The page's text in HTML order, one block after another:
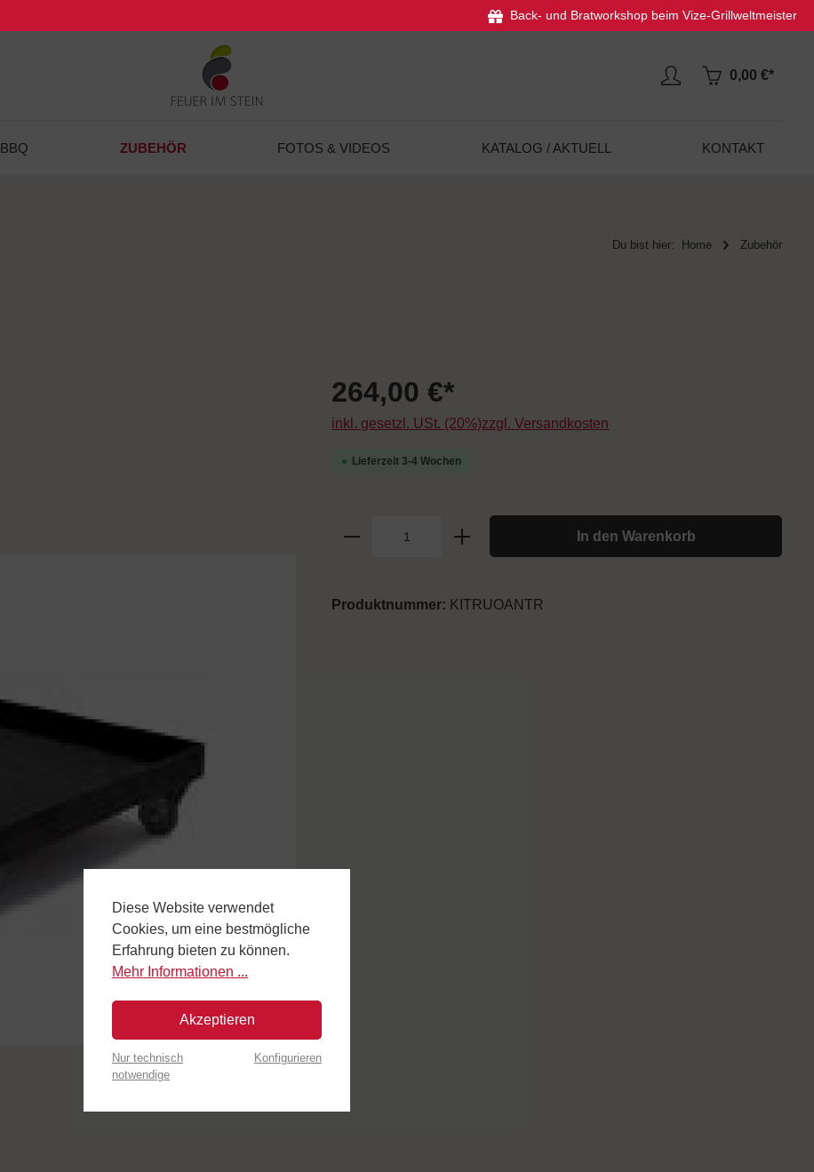
Back- und Bratworkshop beim Vize-Grillweltmeister
0,00 €*
BBQ
ZUBEHÖR
FOTOS & VIDEOS KATALOG / AKTUELL KONTAKT
Du bist hier: Home Zubehör
264,00 €*
inkl. gesetzl. USt. (20%)zzgl. Versandkosten
Lieferzeit 3-4 Wochen
In den Warenkorb
Produktnummer: KITRUOANTR
Diese Website verwendet
Cookies, um eine bestmögliche
Erfahrung bieten zu können.
Mehr Informationen ...
Akzeptieren
Nur technisch
notwendige
Konfigurieren